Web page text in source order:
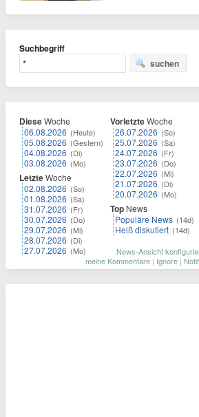
Suchbegriff
suchen
DieseWoche
06.08.2026 (Heute)
05.08.2026 (Gestern)
04.08.2026 (Di)
03.08.2026 (Mo)
LetzteWoche
02.08.2026 (So)
01.08.2026 (Sa)
31.07.2026 (Fr)
30.07.2026 (Do)
29.07.2026 (Mi)
28.07.2026 (Di)
27.07.2026 (Mo)
VorletzteWoche
26.07.2026 (So)
25.07.2026 (Sa)
24.07.2026 (Fr)
23.07.2026 (Do)
22.07.2026 (Mi)
21.07.2026 (Di)
20.07.2026 (Mo)
Top News
Populäre News (14d)
Heiß diskutiert (14d)
News-Ansicht
meine Kommentare | Ignore |